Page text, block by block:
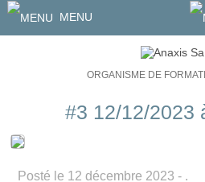
MENU
ORGANISME DE
#3 12/12/2023
Posté le 12 décembre 2023 - .